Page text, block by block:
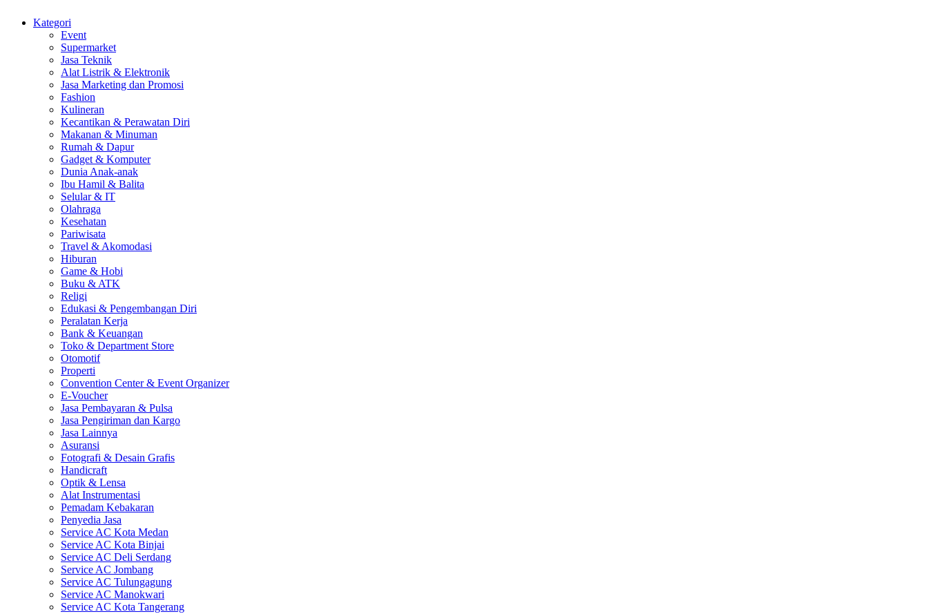
Kategori
Event
Supermarket
Jasa Teknik
Alat Listrik & Elektronik
Jasa Marketing dan Promosi
Fashion
Kulineran
Kecantikan & Perawatan Diri
Makanan & Minuman
Rumah & Dapur
Gadget & Komputer
Dunia Anak-anak
Ibu Hamil & Balita
Selular & IT
Olahraga
Kesehatan
Pariwisata
Travel & Akomodasi
Hiburan
Game & Hobi
Buku & ATK
Religi
Edukasi & Pengembangan Diri
Peralatan Kerja
Bank & Keuangan
Toko & Department Store
Otomotif
Properti
Convention Center & Event Organizer
E-Voucher
Jasa Pembayaran & Pulsa
Jasa Pengiriman dan Kargo
Jasa Lainnya
Asuransi
Fotografi & Desain Grafis
Handicraft
Optik & Lensa
Alat Instrumentasi
Pemadam Kebakaran
Penyedia Jasa
Service AC Kota Medan
Service AC Kota Binjai
Service AC Deli Serdang
Service AC Jombang
Service AC Tulungagung
Service AC Manokwari
Service AC Kota Tangerang